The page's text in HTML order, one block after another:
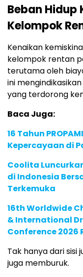
Beban Hidup
Kelompok
Kenaikan
kelompok rentan
terutama oleh
ini
yang terdorong
Baca Juga:
16 Tahun
Kepercayaan di
Coolita
di Indonesia
Terkemuka
16th Worldwide
& International
Conference 2026
Tak hanya dari sisi
juga memburuk.